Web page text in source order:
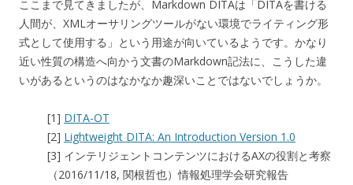
ここまで見てきましたが、Markdown DITAは「DITAを書ける
人間が、XMLオーサリングツールがない環境でライティング形
式として使用する」という用途が向いているようです。かなり
近い性質の構造へ向かう文書のMarkdown記法に、こうした違
いがあるというのはなかなか趣深いことではないでしょうか。
[1] DITA-OT
[2] Lightweight DITA: An Introduction Version 1.0
[3] インテリジェントコンテンツにおけるAXの役割と考察
（2016/11/18, 関根哲也）情報処理学会研究報告